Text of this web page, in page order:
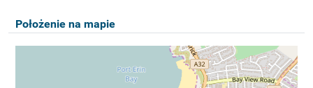
Położenie na mapie